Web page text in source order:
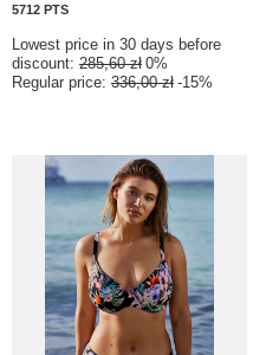
5712 PTS
Lowest price in 30 days before
discount: 285,60 zł 0%
Regular price: 336,00 zł -15%